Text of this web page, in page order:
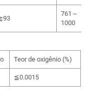
761～
1000
Teor de oxigênio (%)
≦0.0015